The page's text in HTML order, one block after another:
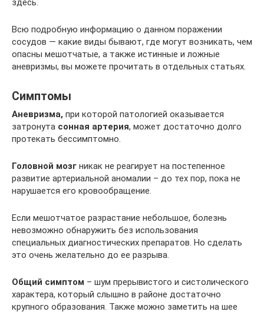
Всю подробную информацию о данном поражении
сосудов — какие виды бывают, где могут возникать, чем
опасны мешотчатые, а также истинные и ложные
аневризмы, вы можете прочитать в отдельных статьях.
Симптомы
Аневризма, при которой патологией оказывается
затронута сонная артерия, может достаточно долго
протекать бессимптомно.
Головной мозг никак не реагирует на постепенное
развитие артериальной аномалии – до тех пор, пока не
нарушается его кровообращение.
Если мешотчатое разрастание небольшое, болезнь
невозможно обнаружить без использования
специальных диагностических препаратов. Но сделать
это очень желательно до ее разрыва.
Общий симптом – шум прерывистого и систолического
характера, который слышно в районе достаточно
крупного образования. Также можно заметить на шее